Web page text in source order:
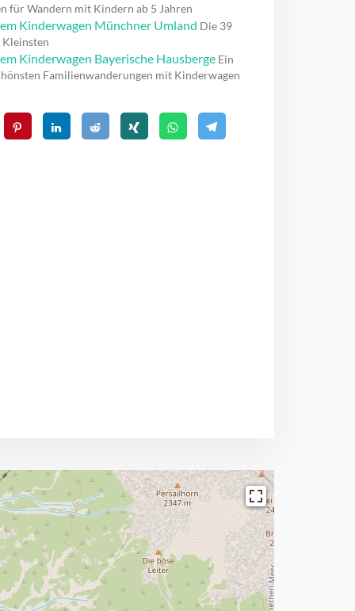
für Wandern mit Kindern ab 5 Jahren
Kinderwagen Münchner Umland Die 39
Kinderwagen Bayerische Hausberge Ein
Familienwanderungen mit Kinderwagen